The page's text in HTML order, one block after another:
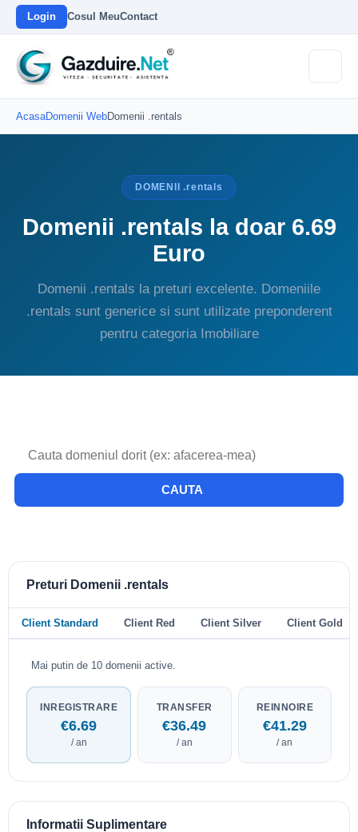
Login Cosul MeuContact
AcasaDomenii WebDomenii .rentals
DOMENII .rentals
Domenii .rentals la doar 6.69
Euro
Domenii .rentals la preturi excelente. Domeniile
.rentals sunt generice si sunt utilizate preponderent
pentru categoria Imobiliare
CAUTA
Preturi Domenii .rentals
Client Standard Client Red Client Silver Client Gold
Mai putin de 10 domenii active.
INREGISTRARE
€6.69
/ an
TRANSFER
€36.49
/ an
REINNOIRE
€41.29
/ an
Informatii Suplimentare